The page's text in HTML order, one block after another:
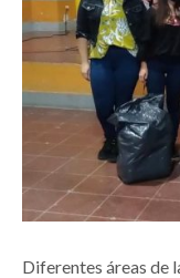
Diferentes áreas de